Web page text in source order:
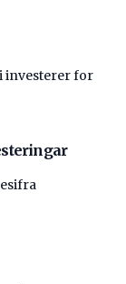
investerer for